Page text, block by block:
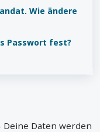
Wie ändere
Passwort fest?
Deine Daten werden